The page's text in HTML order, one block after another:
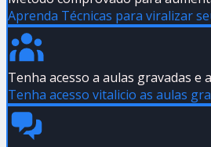
Aprenda Técnicas para viralizar
Tenha acesso a aulas gravadas e
Tenha acesso vitalicio as aulas